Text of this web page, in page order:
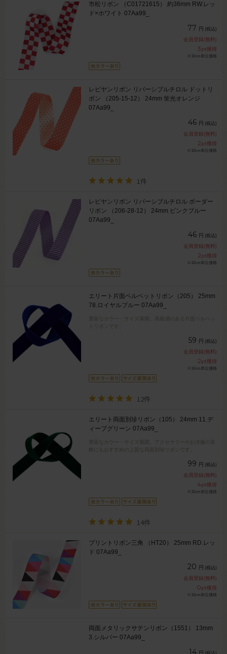
市松リボン （C01721615） 約36mm RW.レッ
ド×ホワイト 07Aa99_
77 円 (税込)
会員登録(無料)
3pt獲得
※10cm単位価格
レピヤンリボン リバーシブルチロル ドットリ
ボン （205-15-12） 24mm 蛍光オレンジ
07Aa99_
46 円 (税込)
会員登録(無料)
2pt獲得
※10cm単位価格
1件
レピヤンリボン リバーシブルチロル ボーダー
リボン （206-28-12） 24mm ピンクブルー
07Aa99_
46 円 (税込)
会員登録(無料)
2pt獲得
※10cm単位価格
エリート片面ベルベットリボン（205） 25mm
78.ロイヤルブルー 07Aa99_
豊富なカラー・サイズ展開。高級感のある片面ベルベッ
59 円 (税込)
会員登録(無料)
2pt獲得
※10cm単位価格
12件
エリート両面別珍リボン（105） 24mm 11.デ
ィープグリーン 07Aa99_
豊富なカラー・サイズ展開。アクセサリーやお洋服の装
飾にもおすすめの上質な両面別珍リボンです。
99 円 (税込)
会員登録(無料)
4pt獲得
※10cm単位価格
14件
プリントリボン三角 （HT20） 25mm RD.レッ
ド 07Aa99_
20 円 (税込)
会員登録(無料)
0pt獲得
※10cm単位価格
両面メタリックサテンリボン（1551） 13mm
3.シルバー 07Aa99_
14 (税込)